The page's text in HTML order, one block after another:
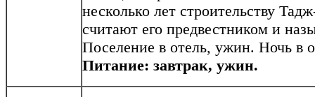
несколько лет строительству
считают его предвестником и
Поселение в отель, ужин. Ночь в
Питание: завтрак, ужин.